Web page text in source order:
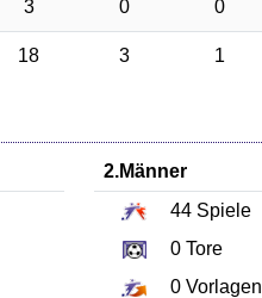
3 0 0
18 3 1
2.Männer
44Spiele
0Tore
0Vorlagen